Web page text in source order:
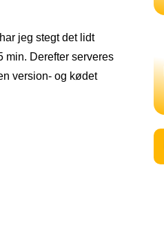
jeg stegt det lidt
min. Derefter serveres
version- og kødet